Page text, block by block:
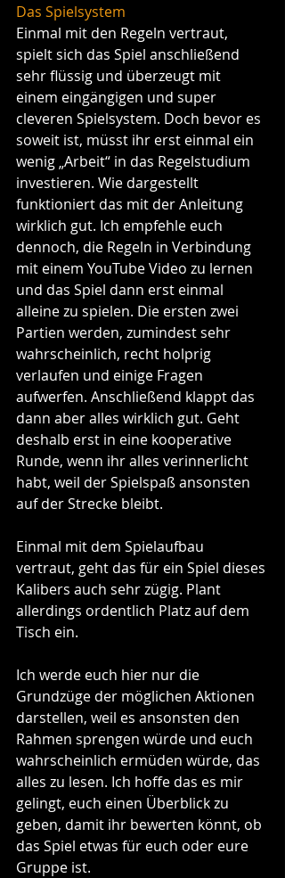
Das Spielsystem
Einmal mit den Regeln vertraut,
spielt sich das Spiel anschließend
sehr flüssig und überzeugt mit
einem eingängigen und super
cleveren Spielsystem. Doch bevor es
soweit ist, müsst ihr erst einmal ein
wenig „Arbeit“ in das Regelstudium
investieren. Wie dargestellt
funktioniert das mit der Anleitung
wirklich gut. Ich empfehle euch
dennoch, die Regeln in Verbindung
mit einem YouTube Video zu lernen
und das Spiel dann erst einmal
alleine zu spielen. Die ersten zwei
Partien werden, zumindest sehr
wahrscheinlich, recht holprig
verlaufen und einige Fragen
aufwerfen. Anschließend klappt das
dann aber alles wirklich gut. Geht
deshalb erst in eine kooperative
Runde, wenn ihr alles verinnerlicht
habt, weil der Spielspaß ansonsten
auf der Strecke bleibt.
Einmal mit dem Spielaufbau
vertraut, geht das für ein Spiel dieses
Kalibers auch sehr zügig. Plant
allerdings ordentlich Platz auf dem
Tisch ein.
Ich werde euch hier nur die
Grundzüge der möglichen Aktionen
darstellen, weil es ansonsten den
Rahmen sprengen würde und euch
wahrscheinlich ermüden würde, das
alles zu lesen. Ich hoffe das es mir
gelingt, euch einen Überblick zu
geben, damit ihr bewerten könnt, ob
das Spiel etwas für euch oder eure
Gruppe ist.